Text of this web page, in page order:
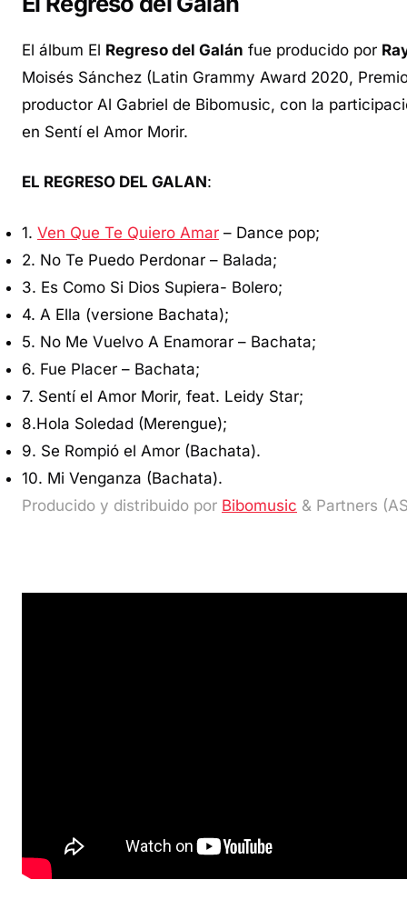
El álbum El Regreso del Galán fue producido por
Moisés Sánchez (Latin Grammy Award 2020,
productor Al Gabriel de Bibomusic, con la
en Sentí el Amor Morir.
EL REGRESO DEL GALAN:
1. Ven Que Te Quiero Amar – Dance pop;
2. No Te Puedo Perdonar – Balada;
3. Es Como Si Dios Supiera- Bolero;
4. A Ella (versione Bachata);
5. No Me Vuelvo A Enamorar – Bachata;
6. Fue Placer – Bachata;
7. Sentí el Amor Morir, feat. Leidy Star;
8.Hola Soledad (Merengue);
9. Se Rompió el Amor (Bachata).
10. Mi Venganza (Bachata).
Producido y distribuido por Bibomusic & Partners